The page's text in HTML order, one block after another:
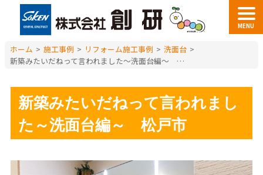
MENU
ホーム > 施工事例 > リフォーム施工事例 > 洗面台 >
新築みたいだねって言われました～洗面台編～ 松戸市
新築みたいだねって言われまし
た～洗面台編～ 松戸市